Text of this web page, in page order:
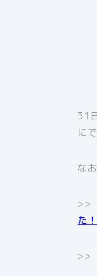
31
に
な
>>
た
>>